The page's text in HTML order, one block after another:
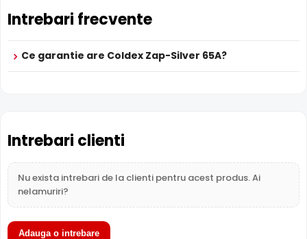
Caracteristica
65A(acest produs)
Sub-
subcategorie
12V
Garantie 24 luni 24 luni
Intrebari frecvente
Ce garantie are Coldex Zap-Silver 65A?
Intrebari clienti
Nu exista intrebari de la clienti pentru acest produs. Ai
nelamuriri?
Adauga o intrebare